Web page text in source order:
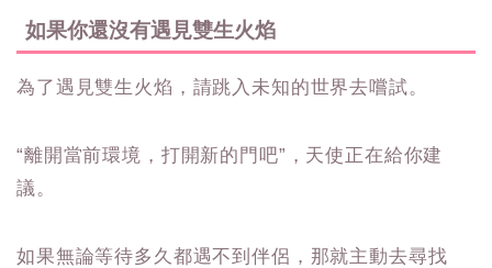
如果你還沒有遇見雙生火焰
為了遇見雙生火焰，請跳入未知的世界去嚐試。
“離開當前環境，打開新的門吧”，天使正在給你建
議。
如果無論等待多久都遇不到伴侶，那就主動去尋找